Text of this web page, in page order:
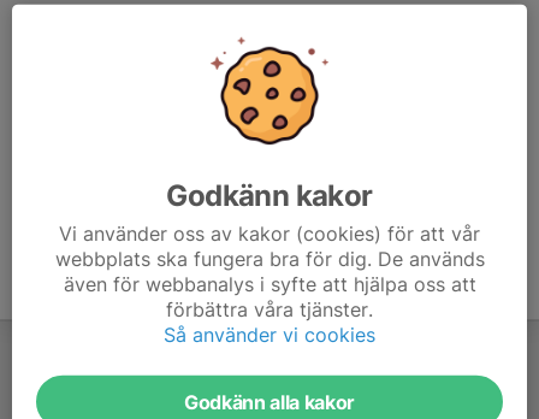
Godkänn kakor
Vi använder oss av kakor (cookies) för att vår
webbplats ska fungera bra för dig. De används
även för webbanalys i syfte att hjälpa oss att
förbättra våra tjänster.
Så använder vi cookies
Godkänn alla kakor